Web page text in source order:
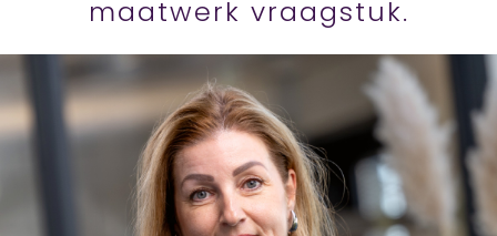
maatwerk vraagstuk.